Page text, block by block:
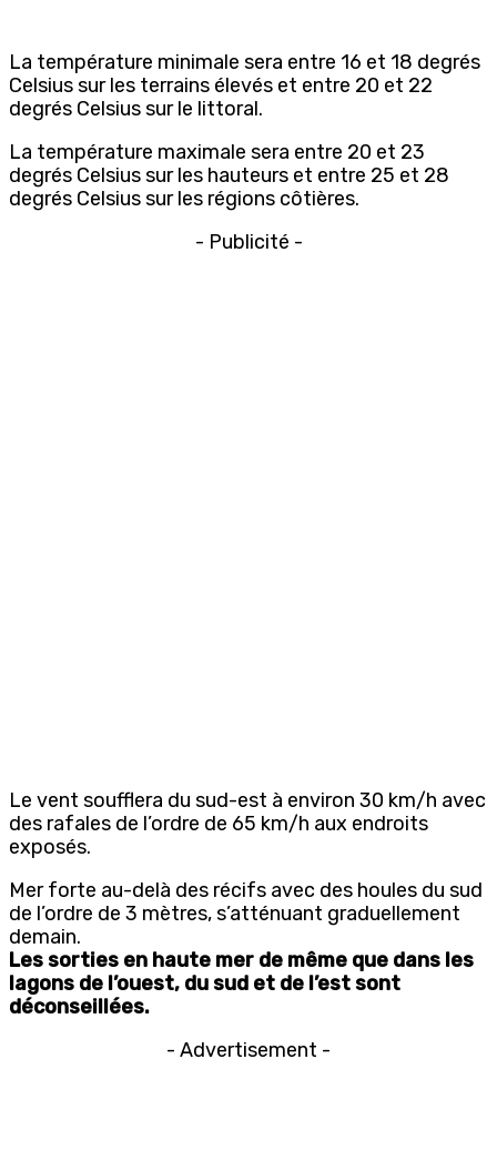
La température minimale sera entre 16 et 18 degrés
Celsius sur les terrains élevés et entre 20 et 22
degrés Celsius sur le littoral.
La température maximale sera entre 20 et 23
degrés Celsius sur les hauteurs et entre 25 et 28
degrés Celsius sur les régions côtières.
- Publicité -
Le vent soufflera du sud-est à environ 30 km/h avec
des rafales de l’ordre de 65 km/h aux endroits
exposés.
Mer forte au-delà des récifs avec des houles du sud
de l’ordre de 3 mètres, s’atténuant graduellement
demain.
Les sorties en haute mer de même que dans les
lagons de l’ouest, du sud et de l’est sont
déconseillées.
- Advertisement -